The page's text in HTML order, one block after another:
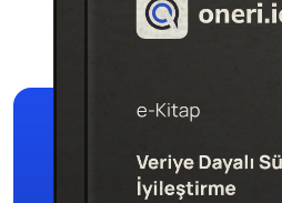
Dijital Denetim Yönetimi
Eğitim Yönetim Sistemi
Müşteri Talep Yönetimi